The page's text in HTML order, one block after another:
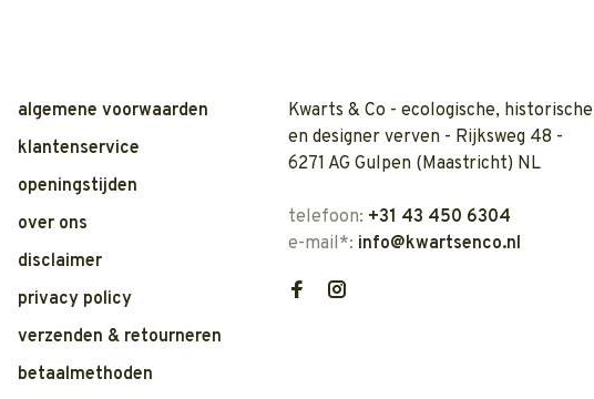
algemene voorwaarden
klantenservice
openingstijden
over ons
disclaimer
privacy policy
verzenden & retourneren
betaalmethoden
Kwarts & Co - ecologische, historische
en designer verven - Rijksweg 48 -
6271 AG Gulpen (Maastricht) NL
telefoon: +31 43 450 6304
e-mail*: info@kwartsenco.nl